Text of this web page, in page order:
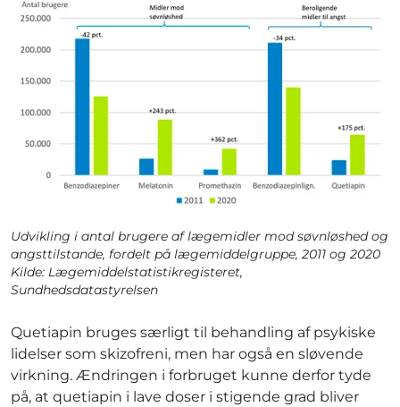
Udvikling i antal brugere af lægemidler mod søvnløshed og
angsttilstande, fordelt på lægemiddelgruppe, 2011 og 2020
Kilde: Lægemiddelstatistikregisteret,
Sundhedsdatastyrelsen
Quetiapin bruges særligt til behandling af psykiske
lidelser som skizofreni, men har også en sløvende
virkning. Ændringen i forbruget kunne derfor tyde
på, at quetiapin i lave doser i stigende grad bliver